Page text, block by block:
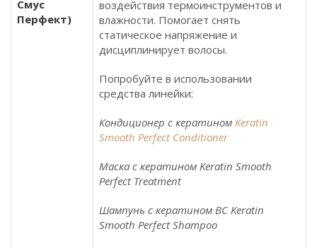
Смус
Перфект)
воздействия термоинструментов и
влажности. Помогает снять
статическое напряжение и
дисциплинирует волосы.
Попробуйте в использовании
средства линейки:
Кондиционер с кератином Keratin
Smooth Perfect Conditioner
Маска c кератином Keratin Smooth
Perfect Treatment
Шампунь с кератином BC Keratin
Smooth Perfect Shampoo